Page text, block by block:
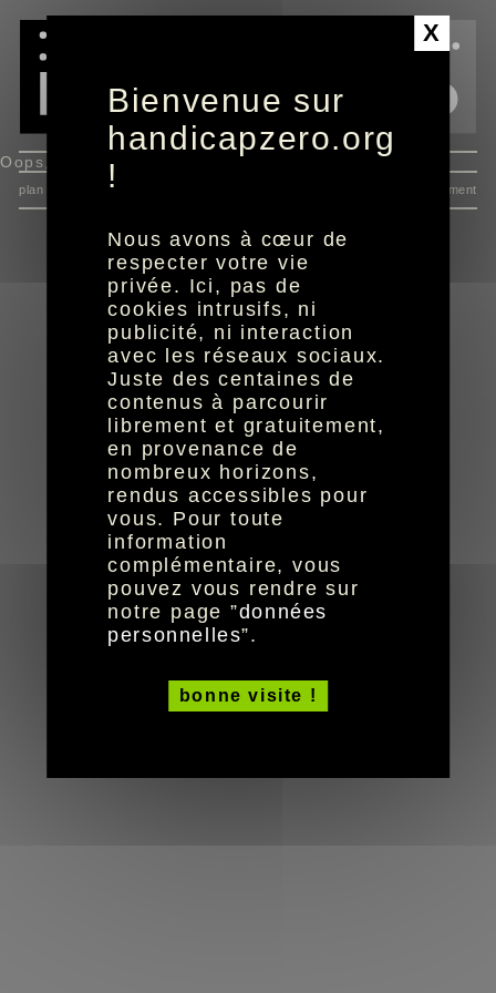
Oops, an error occurred! Request: cf38d4d168d17
plan du site consentement
© HandiCaPZéro - réalisation aYaline
X
Bienvenue sur
handicapzero.org
!
Nous avons à cœur de
respecter votre vie
privée. Ici, pas de
cookies intrusifs, ni
publicité, ni interaction
avec les réseaux sociaux.
Juste des centaines de
contenus à parcourir
librement et gratuitement,
en provenance de
nombreux horizons,
rendus accessibles pour
vous. Pour toute
information
complémentaire, vous
pouvez vous rendre sur
notre page ”données
personnelles”.
bonne visite !